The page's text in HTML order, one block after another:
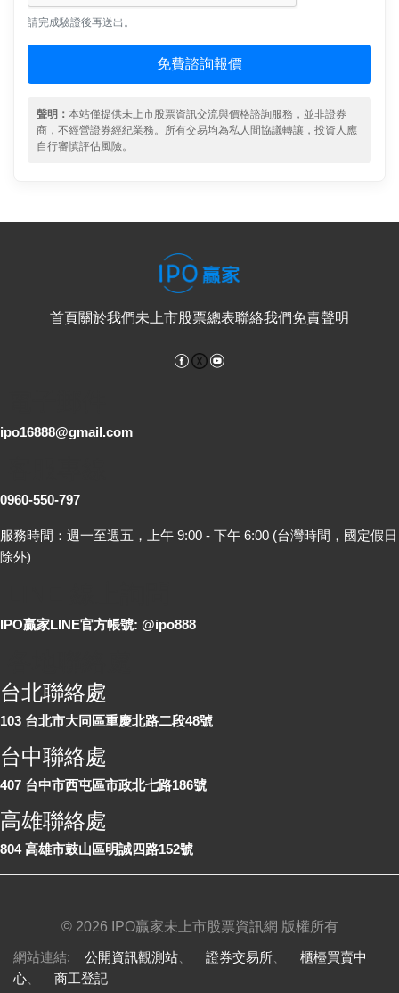
請完成驗證後再送出。
免費諮詢報價
聲明： 本站僅提供未上市股票資訊交流與價格諮詢服務，並非證券
商，不經營證券經紀業務。所有交易均為私人間協議轉讓，投資人應
自行審慎評估風險。
首頁關於我們未上市股票總表聯絡我們免責聲明
Facebook
ipo16888@gmail.com
0960-550-797
服務時間：週一至週五，上午 9:00 - 下午 6:00 (台灣時間，國定假日
除外)
IPO贏家LINE官方帳號: @ipo888
台北聯絡處
103 台北市大同區重慶北路二段48號
台中聯絡處
407 台中市西屯區市政北七路186號
高雄聯絡處
804 高雄市鼓山區明誠四路152號
© 2026 IPO贏家未上市股票資訊網 版權所有
網站連結: 公開資訊觀測站 證券交易所
櫃檯買賣中
心
商工登記